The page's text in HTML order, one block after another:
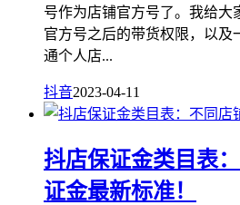
号作为店铺官方号了。我给大
官方号之后的带货权限，以及
通个人店...
抖音2023-04-11
抖店保证金类目表
证金最新标准！